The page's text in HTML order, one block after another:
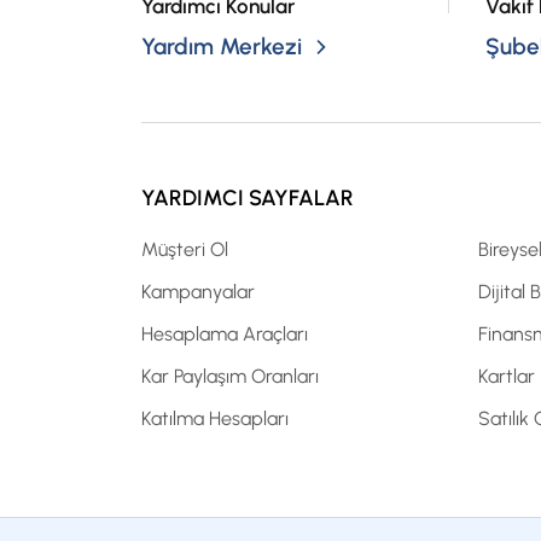
Yardımcı Konular
Yardım Merkezi
Vakıf
YARDIMCI SAYFALAR
Müşteri Ol
Kampanyalar
Hesaplama Araçları
Kar Paylaşım Oranları
Katılma Hesapları
Dijital
Kartlar